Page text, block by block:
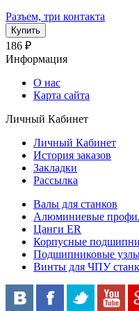
Разъем, три контакта
186 ₽
Информация
О нас
Карта сайта
Личный Кабинет
Личный Кабинет
История заказов
Закладки
Рассылка
Валы для станков
Алюминиевые
Цанги ER
Корпусные
Подшипниковые
Винты для ЧПУ